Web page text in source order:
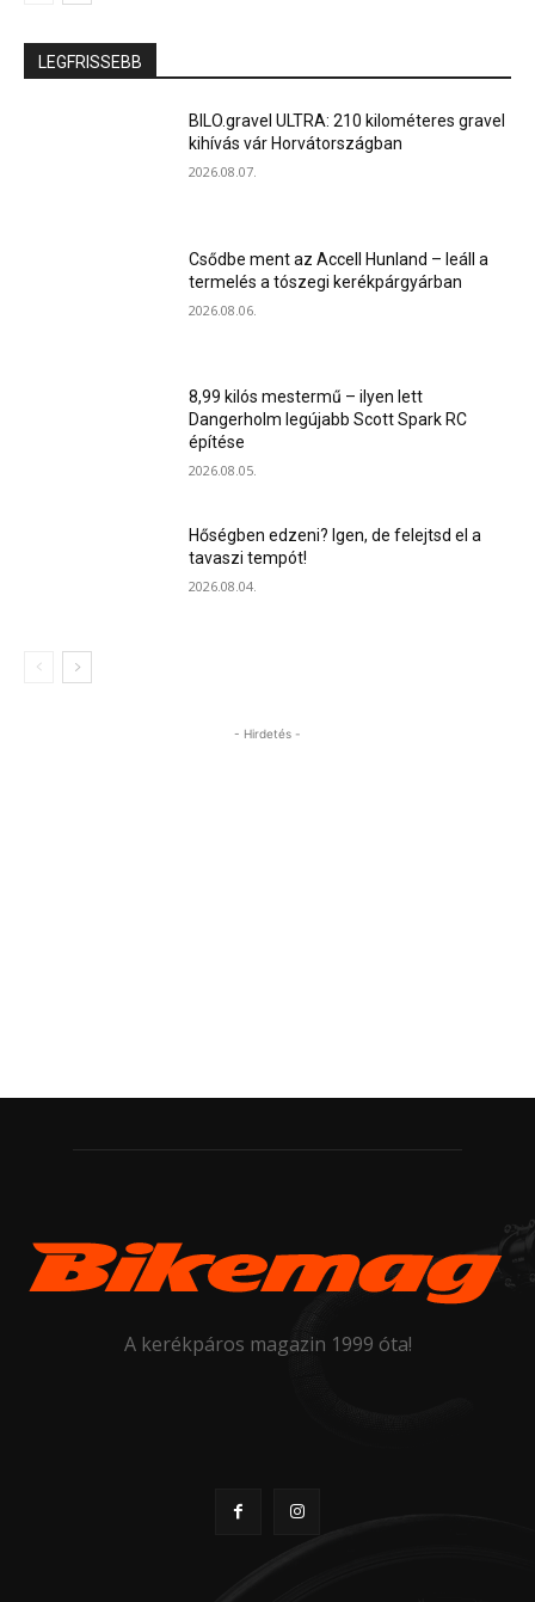
LEGFRISSEBB
BILO.gravel ULTRA: 210 kilométeres gravel
kihívás vár Horvátországban
2026.08.07.
Csődbe ment az Accell Hunland – leáll a
termelés a tószegi kerékpárgyárban
2026.08.06.
8,99 kilós mestermű – ilyen lett
Dangerholm legújabb Scott Spark RC
építése
2026.08.05.
Hőségben edzeni? Igen, de felejtsd el a
tavaszi tempót!
2026.08.04.
- Hirdetés -
A kerékpáros magazin 1999 óta!